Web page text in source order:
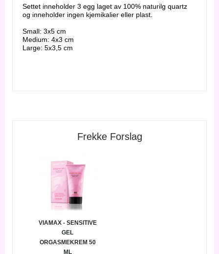
Settet inneholder 3 egg laget av 100% naturilg quartz
og inneholder ingen kjemikalier eller plast.
Small: 3x5 cm
Medium: 4x3 cm
Large: 5x3,5 cm
Frekke Forslag
VIAMAX - SENSITIVE
GEL
ORGASMEKREM 50
ML